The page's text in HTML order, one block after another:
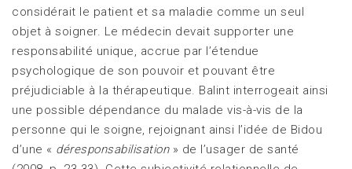
considérait le patient et sa maladie comme un seul
objet à soigner. Le médecin devait supporter une
responsabilité unique, accrue par l’étendue
psychologique de son pouvoir et pouvant être
préjudiciable à la thérapeutique. Balint interrogeait ainsi
une possible dépendance du malade vis-à-vis de la
personne qui le soigne, rejoignant ainsi l’idée de Bidou
d’une « déresponsabilisation» de l’usager de santé